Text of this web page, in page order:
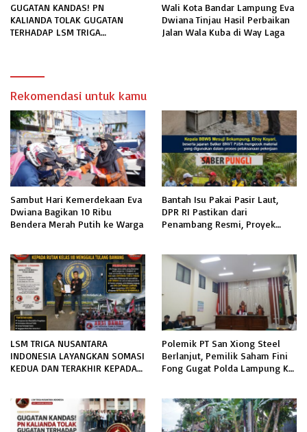
GUGATAN KANDAS! PN
KALIANDA TOLAK GUGATAN
TERHADAP LSM TRIGA
Wali Kota Bandar Lampung Eva
Dwiana Tinjau Hasil Perbaikan
Jalan Wala Kuba di Way Laga
Rekomendasi untuk kamu
Sambut Hari Kemerdekaan Eva
Dwiana Bagikan 10 Ribu
Bendera Merah Putih ke Warga
Bantah Isu Pakai Pasir Laut,
DPR RI Pastikan dari
Penambang Resmi, Proyek
LSM TRIGA NUSANTARA
INDONESIA LAYANGKAN SOMASI
KEDUA DAN TERAKHIR KEPADA
INFORMASI PUBLIK
Polemik PT San Xiong Steel
Berlanjut, Pemilik Saham Fini
Fong Gugat Polda Lampung Ke